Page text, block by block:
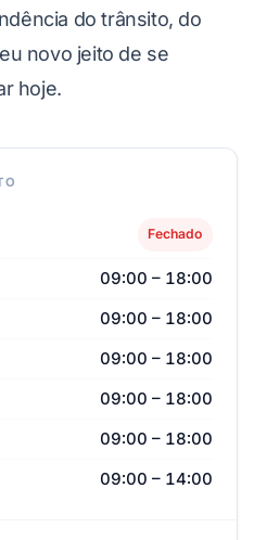
do trânsito, do
novo jeito de se
hoje.
Fechado
09:00 – 18:00
09:00 – 18:00
09:00 – 18:00
09:00 – 18:00
09:00 – 18:00
09:00 – 14:00